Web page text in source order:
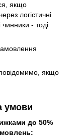
якщо
логістичні
- тоді
якщо
умови
до 50%